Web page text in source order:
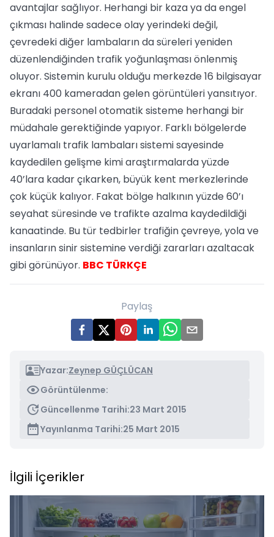
avantajlar sağlıyor. Herhangi bir kaza ya da engel
çıkması halinde sadece olay yerindeki değil,
çevredeki diğer lambaların da süreleri yeniden
düzenlendiğinden trafik yoğunlaşması önlenmiş
oluyor. Sistemin kurulu olduğu merkezde 16 bilgisayar
ekranı 400 kameradan gelen görüntüleri yansıtıyor.
Buradaki personel otomatik sisteme herhangi bir
müdahale gerektiğinde yapıyor. Farklı bölgelerde
uyarlamalı trafik lambaları sistemi sayesinde
kaydedilen gelişme kimi araştırmalarda yüzde
40’lara kadar çıkarken, büyük kent merkezlerinde
çok küçük kalıyor. Fakat bölge halkının yüzde 60’ı
seyahat süresinde ve trafikte azalma kaydedildiği
kanaatinde. Bu tür tedbirler trafiğin çevreye, yola ve
insanların sinir sistemine verdiği zararları azaltacak
gibi görünüyor. BBC TÜRKÇE
Paylaş
Yazar:Zeynep GÜÇLÜCAN
Görüntülenme:
Güncellenme Tarihi:23 Mart 2015
Yayınlanma Tarihi:25 Mart 2015
İlgili İçerikler